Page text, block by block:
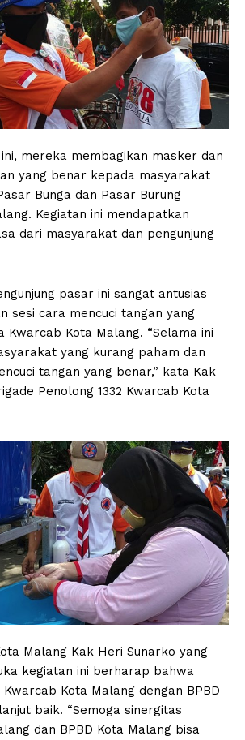
mereka membagikan masker dan
yang benar kepada masyarakat
Bunga dan Pasar Burung
Kegiatan ini mendapatkan
dari masyarakat dan pengunjung
pasar ini sangat antusias
sesi cara mencuci tangan yang
Kwarcab Kota Malang. “Selama ini
yang kurang paham dan
tangan yang benar,” kata Kak
Penolong 1332 Kwarcab Kota
Malang Kak Heri Sunarko yang
kegiatan ini berharap bahwa
Kota Malang dengan BPBD
baik. “Semoga sinergitas
dan BPBD Kota Malang bisa